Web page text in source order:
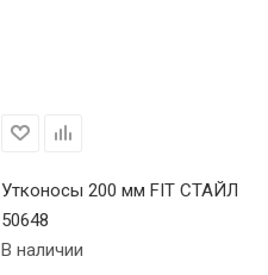
Утконосы 200 мм FIT СТАЙЛ
50648
В наличии